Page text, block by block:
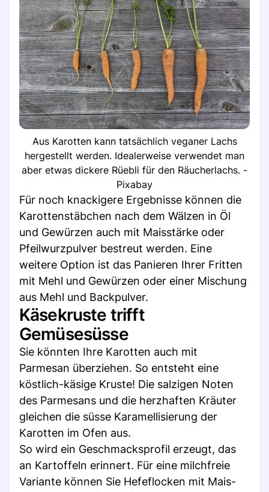
Aus Karotten kann tatsächlich veganer Lachs
hergestellt werden. Idealerweise verwendet man
aber etwas dickere Rüebli für den Räucherlachs. -
Pixabay
Für noch knackigere Ergebnisse können die
Karottenstäbchen nach dem Wälzen in Öl
und Gewürzen auch mit Maisstärke oder
Pfeilwurzpulver bestreut werden. Eine
weitere Option ist das Panieren Ihrer Fritten
mit Mehl und Gewürzen oder einer Mischung
aus Mehl und Backpulver.
Käsekruste trifft
Gemüsesüsse
Sie könnten Ihre Karotten auch mit
Parmesan überziehen. So entsteht eine
köstlich-käsige Kruste! Die salzigen Noten
des Parmesans und die herzhaften Kräuter
gleichen die süsse Karamellisierung der
Karotten im Ofen aus.
So wird ein Geschmacksprofil erzeugt, das
an Kartoffeln erinnert. Für eine milchfreie
Variante können Sie Hefeflocken mit Mais-